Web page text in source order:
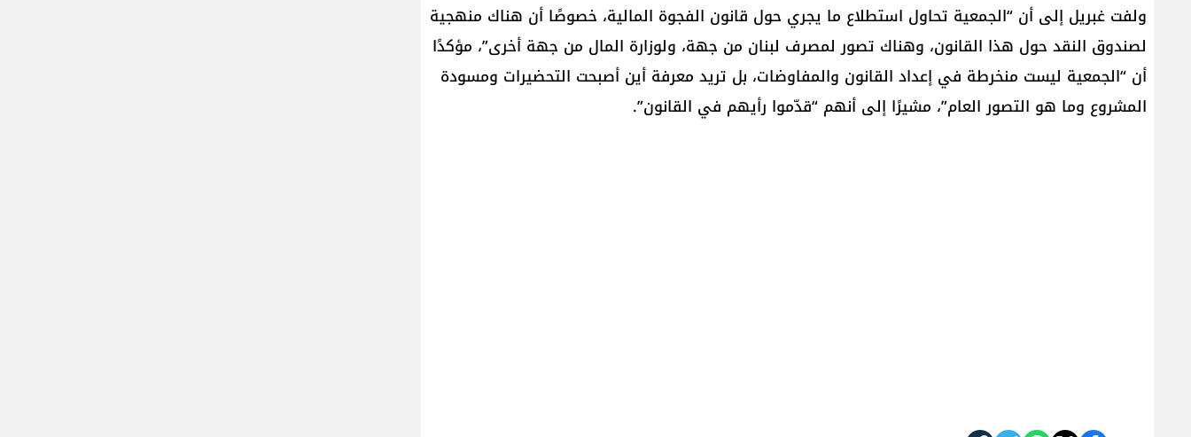
ولفت غبريل إلى أن “الجمعية تحاول استطلاع ما يجري حول قانون الفجوة المالية، خصوصًا أن هناك منهجية
لصندوق النقد حول هذا القانون، وهناك تصور لمصرف لبنان من جهة، ولوزارة المال من جهة أخرى”، مؤكدًا
أن “الجمعية ليست منخرطة في إعداد القانون والمفاوضات، بل تريد معرفة أين أصبحت التحضيرات ومسودة
المشروع وما هو التصور العام”، مشيرًا إلى أنهم “قدّموا رأيهم في القانون”.